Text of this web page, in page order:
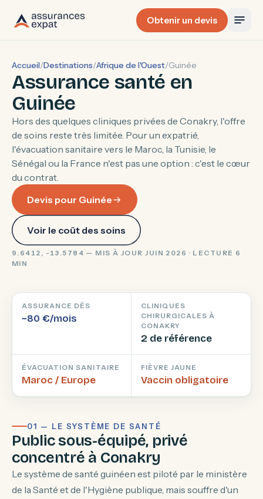
Obtenir un devis
Accueil/Destinations/Afrique de l'Ouest/Guinée
Assurance santé en
Guinée
Hors des quelques cliniques privées de Conakry, l'offre
de soins reste très limitée. Pour un expatrié,
l'évacuation sanitaire vers le Maroc, la Tunisie, le
Sénégal ou la France n'est pas une option : c'est le cœur
du contrat.
Devis pour Guinée
Voir le coût des soins
9.6412, -13.5784 — MIS À JOUR JUIN 2026 · LECTURE 6
MIN
ASSURANCE DÈS
~80 €/mois
CLINIQUES
CHIRURGICALES À
CONAKRY
2 de référence
ÉVACUATION SANITAIRE
Maroc / Europe
FIÈVRE JAUNE
Vaccin obligatoire
01 — LE SYSTÈME DE SANTÉ
Public sous-équipé, privé
concentré à Conakry
Le système de santé guinéen est piloté par le ministère
de la Santé et de l'Hygiène publique, mais souffre d'un